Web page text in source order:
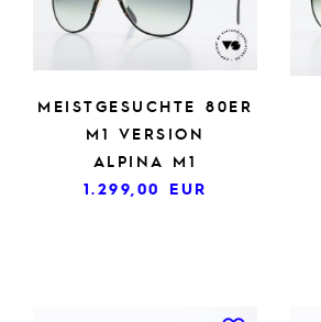
MEISTGESUCHTE 80ER
M1 VERSION
ALPINA M1
1.299,00 EUR